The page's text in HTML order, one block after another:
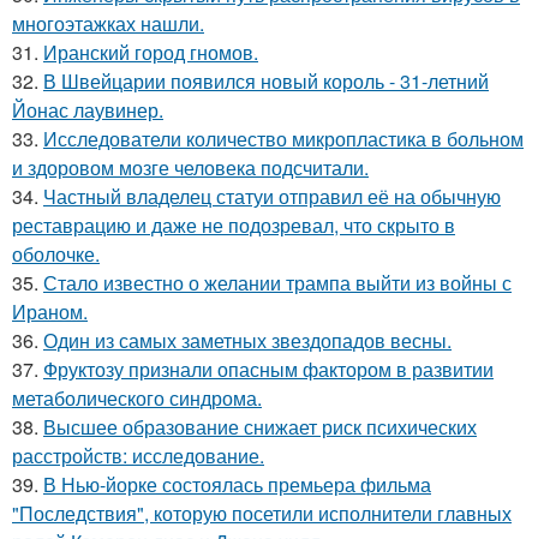
многоэтажках нашли.
31. Иранский город гномов.
32. В Швейцарии появился новый король - 31-летний
Йонас лаувинер.
33. Исследователи количество микропластика в больном
и здоровом мозге человека подсчитали.
34. Частный владелец статуи отправил её на обычную
реставрацию и даже не подозревал, что скрыто в
оболочке.
35. Стало известно о желании трампа выйти из войны с
Ираном.
36. Один из самых заметных звездопадов весны.
37. Фруктозу признали опасным фактором в развитии
метаболического синдрома.
38. Высшее образование снижает риск психических
расстройств: исследование.
39. В Нью-йорке состоялась премьера фильма
"Последствия", которую посетили исполнители главных